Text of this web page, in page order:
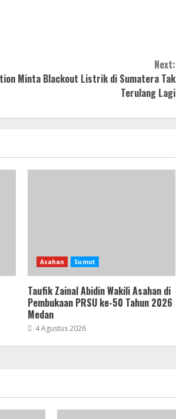
Next:
Minta Blackout Listrik di Sumatera Tak
Terulang Lagi
Asahan Sumut
Taufik Zainal Abidin Wakili Asahan di
Pembukaan PRSU ke-50 Tahun 2026
Medan
4 Agustus 2026